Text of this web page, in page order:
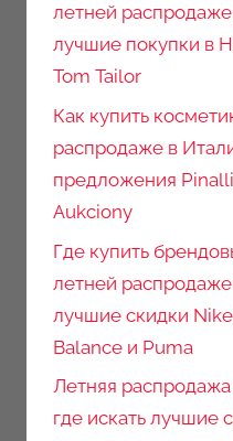
летней
лучшие покупки в
Tom Tailor
Как купить
распродаже в
предложения
Aukciony
Где купить
летней
лучшие скидки
Balance и Puma
Летняя
где искать лучшие